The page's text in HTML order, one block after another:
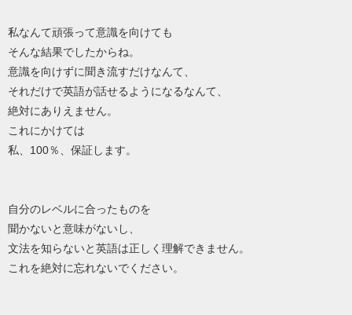
私なんて頑張って意識を向けても
そんな結果でしたからね。
意識を向けずに聞き流すだけなんて、
それだけで英語が話せるようになるなんて、
絶対にありえません。
これにかけては
私、100％、保証します。
自分のレベルに合ったものを
聞かないと意味がないし、
文法を知らないと英語は正しく理解できません。
これを絶対に忘れないでください。